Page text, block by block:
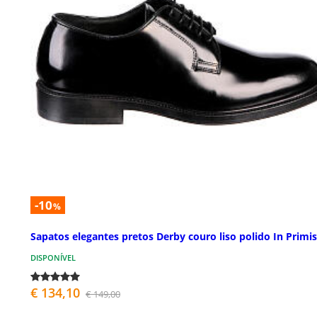
-10%
Sapatos elegantes pretos Derby couro liso polido In Primis
DISPONÍVEL
€ 134,10 € 149,00